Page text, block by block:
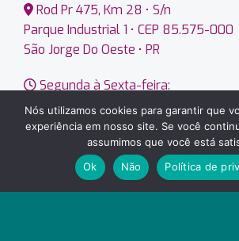
Rod Pr 475, Km 28 • S/n
Parque Industrial 1 • CEP 85.575-000
São Jorge Do Oeste • PR
Segunda à Sexta-feira:
7:00 às 12:00 e 13:00 às 17:20
Nós utilizamos cookies para garantir que
experiência em nosso site. Se você
assumimos que você está
Ok
Não Política de